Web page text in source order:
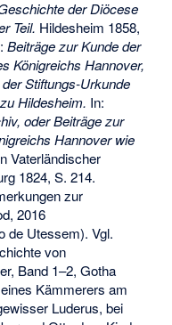
der Diöcese
Teil. Hildesheim 1858,
Beiträge zur Kunde der
Königreichs Hannover,
Stiftungs-Urkunde
Hildesheim. In:
oder Beiträge zur
Hannover wie
Vaterländischer
1824, S. 214.
zur
2016
de Utessem). Vgl.
von
Band 1–2, Gotha
Kämmerers am
Luderus, bei